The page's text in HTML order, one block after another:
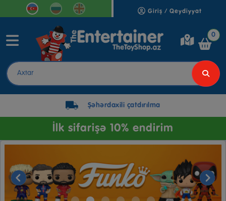
Giriş / Qeydiyyat
0
Şəhərdaxili çatdırılma
İlk sifarişə 10% endirim